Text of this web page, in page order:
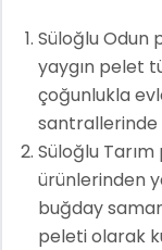
Süloğlu Odun
yaygın pelet
çoğunlukla
santrallerinde
Süloğlu
ürünlerinden
buğday
peleti olarak